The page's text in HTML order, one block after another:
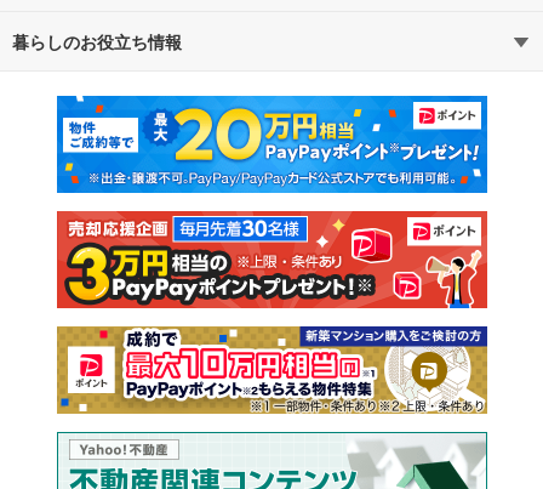
不動産・住宅
新築マンション 中古マンション
新築一戸建て 中古一戸建て
注文住宅 土地
売却査定
暮らしのお役立ち情報
マンションカタログ 教えて！住まいの先生